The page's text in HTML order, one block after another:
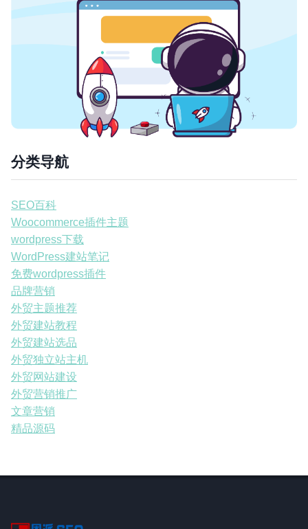
分类导航
SEO百科
Woocommerce插件主题
wordpress下载
WordPress建站笔记
免费wordpress插件
品牌营销
外贸主题推荐
外贸建站教程
外贸建站选品
外贸独立站主机
外贸网站建设
外贸营销推广
文章营销
精品源码